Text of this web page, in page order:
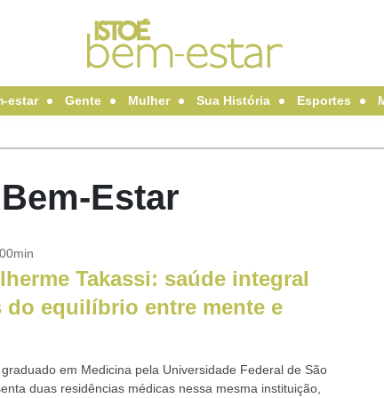
estar Gente Mulher Sua História Esportes
Estar
Takassi: saúde integral
do equilíbrio entre mente e
em Medicina pela Universidade Federal de São
duas residências médicas nessa mesma instituição,